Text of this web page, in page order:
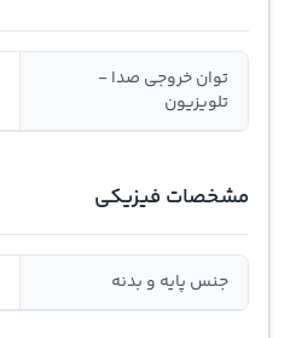
توان خروجی صدا -
تلویزیون
مشخصات فیزیکی
جنس پایه و بدنه